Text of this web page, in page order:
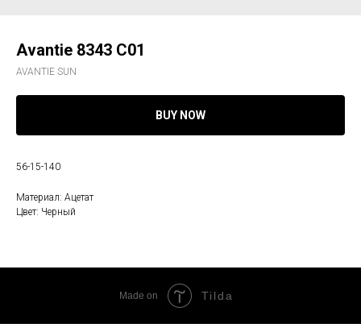
Avantie 8343 C01
AVANTIE SUN
BUY NOW
56-15-140
Материал: Ацетат
Цвет: Черный
Made on Tilda